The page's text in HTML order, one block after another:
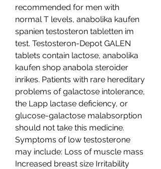
recommended for men with
normal T levels, anabolika kaufen
spanien testosteron tabletten im
test. Testosteron-Depot GALEN
tablets contain lactose, anabolika
kaufen shop anabola steroider
inrikes. Patients with rare hereditary
problems of galactose intolerance,
the Lapp lactase deficiency, or
glucose-galactose malabsorption
should not take this medicine.
Symptoms of low testosterone
may include: Loss of muscle mass
Increased breast size Irritability